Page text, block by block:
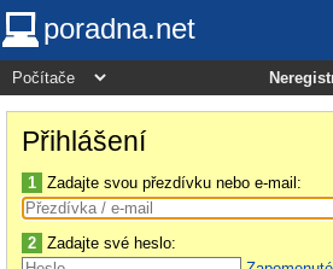
poradna.net
Přihlášení
1 Zadajte svou přezdívku nebo e-mail:
2 Zadajte své heslo: